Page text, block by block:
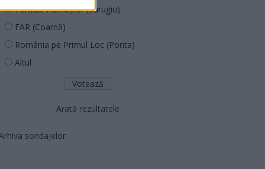
Partidul Patrioților (Surugiu)
FAR (Coarnă)
România pe Primul Loc (Ponta)
Altul
Arată rezultatele
sondajelor